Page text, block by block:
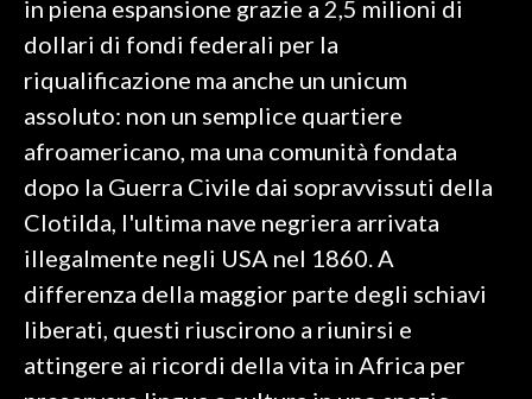
in piena espansione grazie a 2,5 milioni di
dollari di fondi federali per la
riqualificazione ma anche un unicum
assoluto: non un semplice quartiere
afroamericano, ma una comunità fondata
dopo la Guerra Civile dai sopravvissuti della
Clotilda, l'ultima nave negriera arrivata
illegalmente negli USA nel 1860. A
differenza della maggior parte degli schiavi
liberati, questi riuscirono a riunirsi e
attingere ai ricordi della vita in Africa per